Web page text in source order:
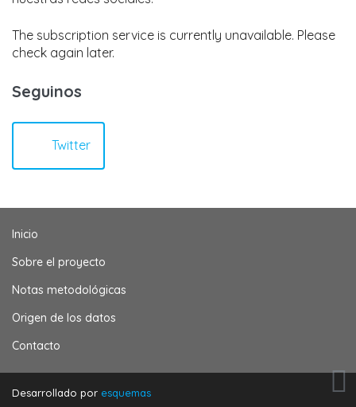
The subscription service is currently unavailable. Please
check again later.
Seguinos
Twitter
Inicio
Sobre el proyecto
Notas metodológicas
Origen de los datos
Contacto
Desarrollado por esquemas